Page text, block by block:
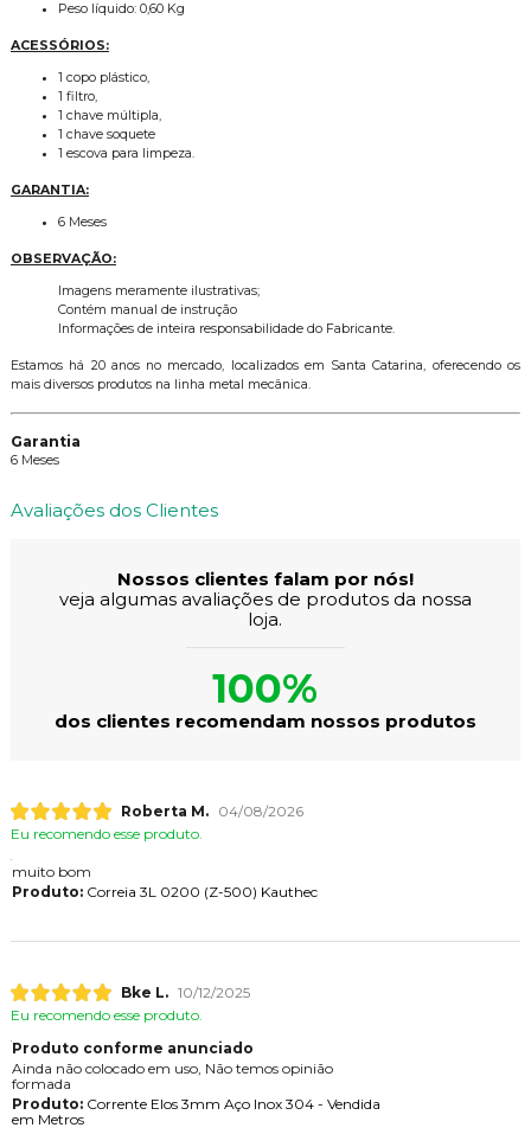
Peso líquido: 0,60 Kg
ACESSÓRIOS:
1 copo plástico,
1 filtro,
1 chave múltipla,
1 chave soquete
1 escova para limpeza.
GARANTIA:
6 Meses
OBSERVAÇÃO:
Imagens meramente ilustrativas;
Contém manual de instrução
Informações de inteira responsabilidade do Fabricante.
Estamos há 20 anos no mercado, localizados em Santa Catarina, oferecendo os
mais diversos produtos na linha metal mecânica.
Garantia
6 Meses
Avaliações dos Clientes
Nossos clientes falam por nós!
veja algumas avaliações de produtos da nossa
loja.
100%
dos clientes recomendam nossos produtos
Roberta M.
04/08/2026
Eu recomendo esse produto.
muito bom
Produto:Correia 3L 0200 (Z-500) Kauthec
Bke L. 10/12/2025
Eu recomendo esse produto.
Produto conforme anunciado
Ainda não colocado em uso, Não temos opinião
formada
Produto:Corrente Elos 3mm Aço Inox 304 - Vendida
em Metros